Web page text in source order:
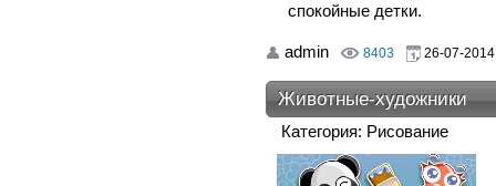
спокойные детки.
admin 8403 26-07-
Животные-художники
Категория: Рисование